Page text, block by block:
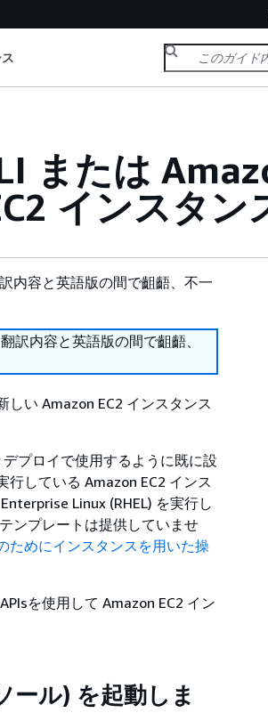
または
インスタン
内容と英語版の間で齟齬、不一
訳内容と英語版の間で齟齬、
い Amazon EC2 インスタンス
プロイで使用するように既に設
している Amazon EC2 インス
Linux (RHEL) を実行し
ンプレートは提供していませ
ためにインスタンスを用いた操
を使用して Amazon EC2 イン
ール) を起動しま